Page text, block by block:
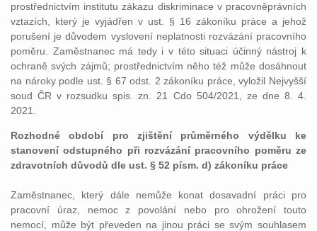
prostřednictvím institutu zákazu diskriminace v pracovněprávních
vztazích, který je vyjádřen v ust. § 16 zákoníku práce a jehož
porušení je důvodem vyslovení neplatnosti rozvázání pracovního
poměru. Zaměstnanec má tedy i v této situaci účinný nástroj k
ochraně svých zájmů; prostřednictvím něho též může dosáhnout
na nároky podle ust. § 67 odst. 2 zákoníku práce, vyložil Nejvyšší
soud ČR v rozsudku spis. zn. 21 Cdo 504/2021, ze dne 8. 4.
2021.
Rozhodné období pro zjištění průměrného výdělku ke
stanovení odstupného při rozvázání pracovního poměru ze
zdravotních důvodů dle ust. § 52 písm. d) zákoníku práce
Zaměstnanec, který dále nemůže konat dosavadní práci pro
pracovní úraz, nemoc z povolání nebo pro ohrožení touto
nemocí, může být převeden na jinou práci se svým souhlasem